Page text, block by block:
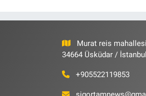
Murat reis
34664 Üsküdar / İstanbul
+905522119853